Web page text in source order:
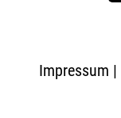
Impressum |